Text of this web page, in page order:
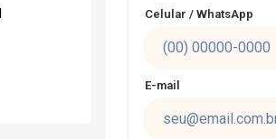
Celular / WhatsApp
E-mail